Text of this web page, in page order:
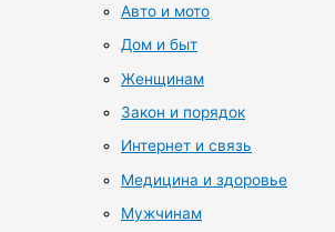
Авто и мото
Дом и быт
Женщинам
Закон и порядок
Интернет и связь
Медицина и здоровье
Мужчинам